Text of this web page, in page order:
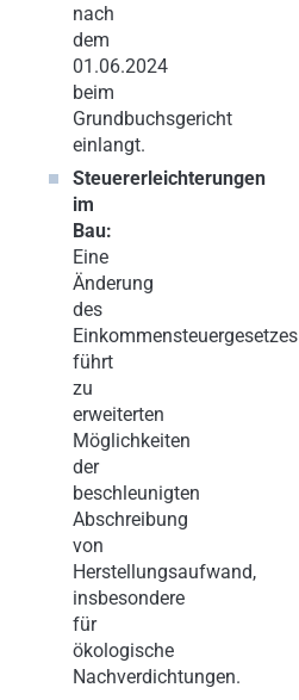
nach
dem
01.06.2024
beim
Grundbuchsgericht
einlangt.
Steuererleichterungen
im
Bau:
Eine
Änderung
des
Einkommensteuergesetzes
führt
zu
erweiterten
Möglichkeiten
der
beschleunigten
Abschreibung
von
Herstellungsaufwand,
insbesondere
für
ökologische
Nachverdichtungen.